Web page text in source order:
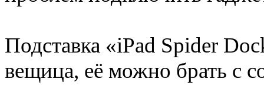
Подставка «iPad Spider
вещица, её можно брать с